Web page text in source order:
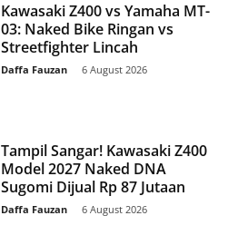
Kawasaki Z400 vs Yamaha MT-
03: Naked Bike Ringan vs
Streetfighter Lincah
Daffa Fauzan 6 August 2026
Tampil Sangar! Kawasaki Z400
Model 2027 Naked DNA
Sugomi Dijual Rp 87 Jutaan
Daffa Fauzan 6 August 2026